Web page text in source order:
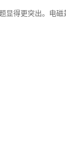
显得更突出。电